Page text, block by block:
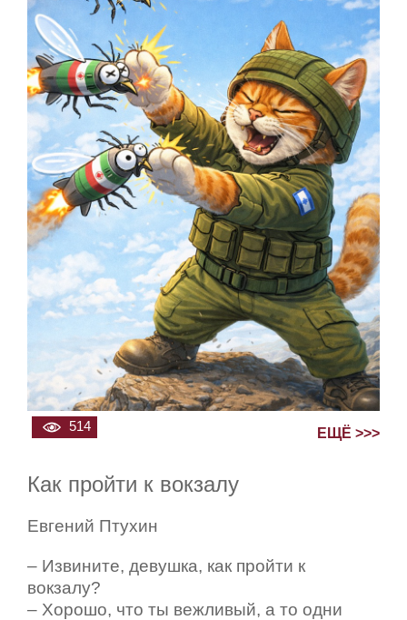
514 ЕЩЁ >>>
Как пройти к вокзалу
Евгений Птухин
– Извините, девушка, как пройти к
вокзалу?
– Хорошо, что ты вежливый, а то одни